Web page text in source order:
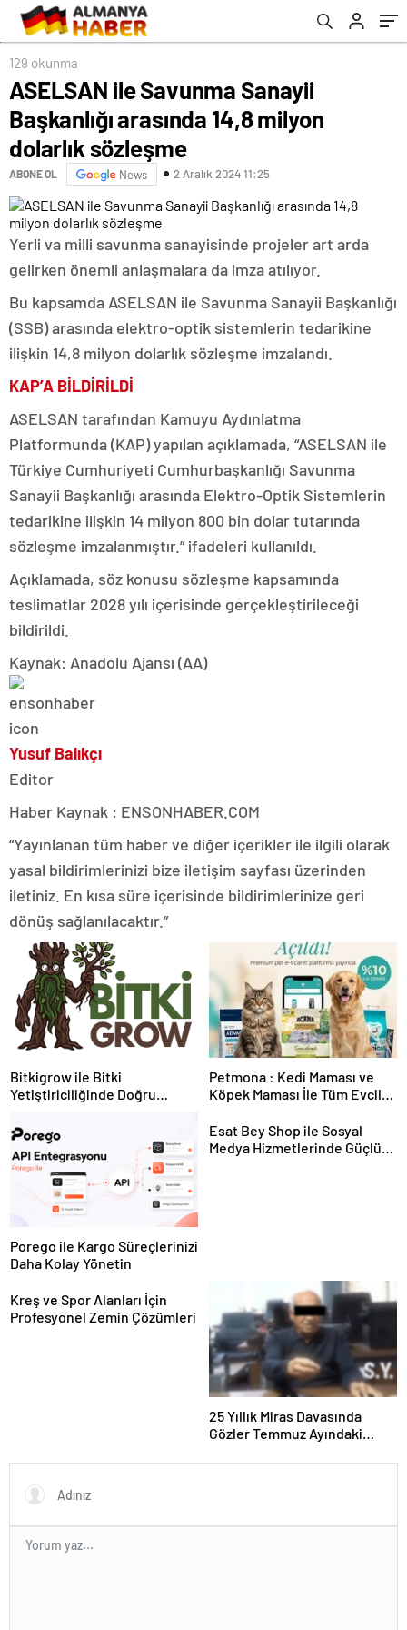
129 okunma
ASELSAN ile Savunma Sanayii
Başkanlığı arasında 14,8 milyon
dolarlık sözleşme
ABONE OL News 2 Aralık 2024 11:25
Yerli va milli savunma sanayisinde projeler art arda
gelirken önemli anlaşmalara da imza atılıyor.
Bu kapsamda ASELSAN ile Savunma Sanayii Başkanlığı
(SSB) arasında elektro-optik sistemlerin tedarikine
ilişkin 14,8 milyon dolarlık sözleşme imzalandı.
KAP’A BİLDİRİLDİ
ASELSAN tarafından Kamuyu Aydınlatma
Platformunda (KAP) yapılan açıklamada, “ASELSAN ile
Türkiye Cumhuriyeti Cumhurbaşkanlığı Savunma
Sanayii Başkanlığı arasında Elektro-Optik Sistemlerin
tedarikine ilişkin 14 milyon 800 bin dolar tutarında
sözleşme imzalanmıştır.” ifadeleri kullanıldı.
Açıklamada, söz konusu sözleşme kapsamında
teslimatlar 2028 yılı içerisinde gerçekleştirileceği
bildirildi.
Kaynak: Anadolu Ajansı (AA)
Yusuf Balıkçı
Editor
Haber Kaynak : ENSONHABER.COM
“Yayınlanan tüm haber ve diğer içerikler ile ilgili olarak
yasal bildirimlerinizi bize iletişim sayfası üzerinden
iletiniz. En kısa süre içerisinde bildirimlerinize geri
dönüş sağlanılacaktır.”
Bitkigrow ile Bitki
Yetiştiriciliğinde Doğru
Petmona : Kedi Maması ve
Köpek Maması İle Tüm Evcil
Porego ile Kargo Süreçlerinizi
Daha Kolay Yönetin
Esat Bey Shop ile Sosyal
Medya Hizmetlerinde Güçlü
Kreş ve Spor Alanları İçin
Profesyonel Zemin Çözümleri
25 Yıllık Miras Davasında
Gözler Temmuz Ayındaki